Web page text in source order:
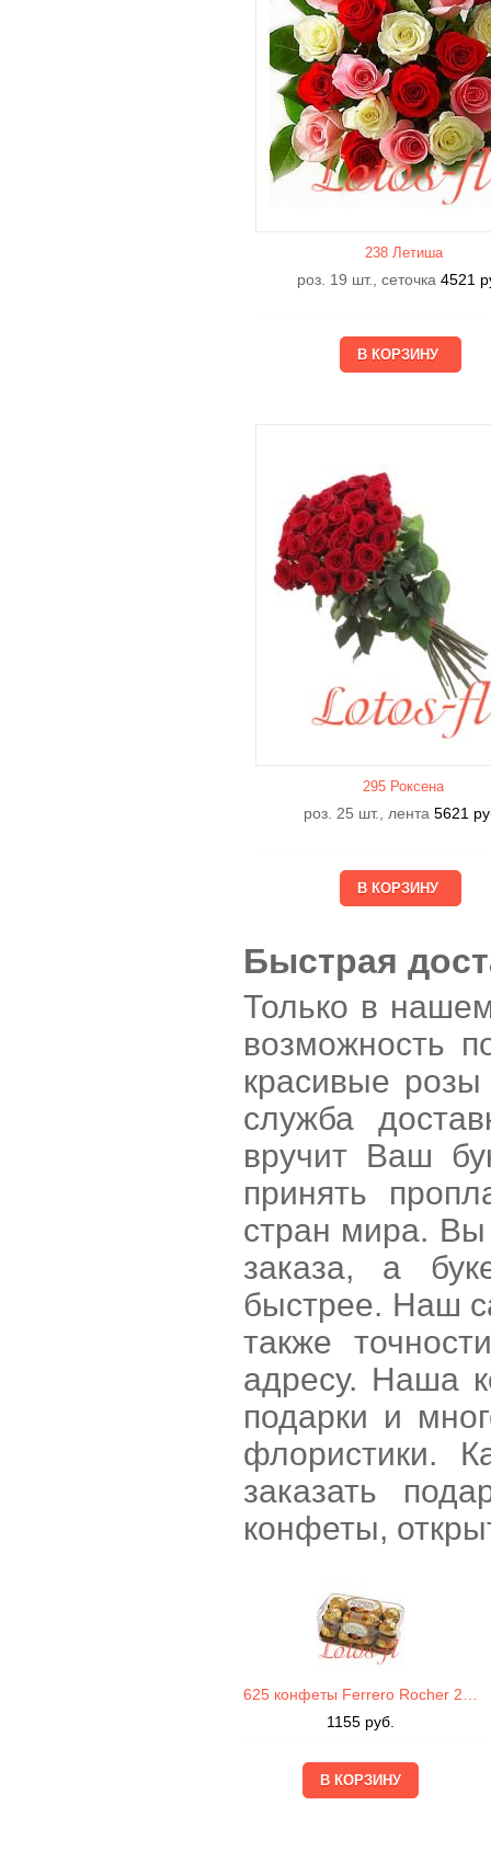
238 Летишa
роз. 19 шт., сеточка4521
295 Роксена
роз. 25 шт., лента5621
Быстрая
Только в
возможность
красивые
служба
вручит Ваш
принять
стран мира. Вы
заказа, а
быстрее. Наш
также
адресу. Наша
подарки и
флористики.
заказать
конфеты,
1155 руб.